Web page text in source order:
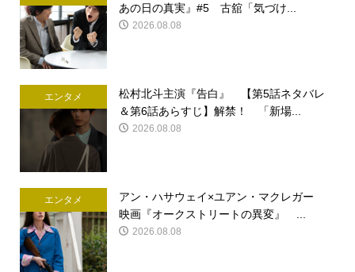
あの日の真実』#5 古舘「気づけ...
2026.08.08
エンタメ
松村北斗主演『告白』 【第5話ネタバレ
＆第6話あらすじ】解禁！ 「新場...
2026.08.08
エンタメ
アン・ハサウェイ×ユアン・マクレガー
映画『オークストリートの異変』 ...
2026.08.08